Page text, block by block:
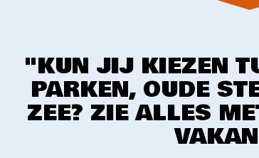
"KUN JIJ KIEZEN
PARKEN, OUDE
ZEE? ZIE ALLES